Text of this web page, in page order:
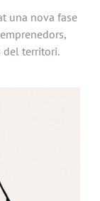
una nova fase
del territori.